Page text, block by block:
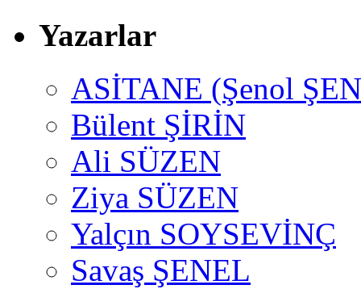
Yazarlar
ASİTANE (Şenol
Bülent ŞİRİN
Ali SÜZEN
Ziya SÜZEN
Yalçın SOYSEVİNÇ
Savaş ŞENEL